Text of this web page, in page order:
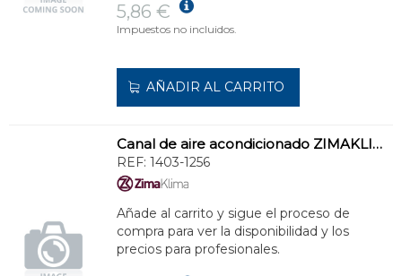
5,86 €
Impuestos no incluidos.
AÑADIR AL CARRITO
Canal de aire acondicionado ZIMAKLIMA 1403-1256 ancha de uso versátil
REF: 1403-1256
Añade al carrito y sigue el proceso de
compra para ver la disponibilidad y los
precios para profesionales.